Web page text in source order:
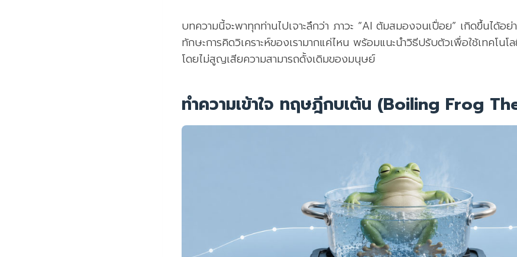
บทความนี้จะพาทุกท่านไปเจาะลึกว่า ภาวะ “AI ต้มสมองจนเปื่อย” เกิดขึ้นได้อ
ทักษะการคิดวิเคราะห์ของเรามากแค่ไหน พร้อมแนะนำวิธีปรับตัวเพื่อใช้เทคโนโ
โดยไม่สูญเสียความสามารถดั้งเดิมของมนุษย์
ทำความเข้าใจ ทฤษฎีกบเต้น (Boiling Frog